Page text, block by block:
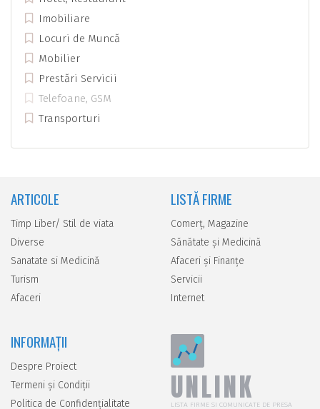
Imobiliare
Locuri de Muncă
Mobilier
Prestări Servicii
Telefoane, GSM
Transporturi
ARTICOLE
Timp Liber/ Stil de viata
Diverse
Sanatate si Medicină
Turism
Afaceri
LISTĂ FIRME
Comerţ, Magazine
Sănătate şi Medicină
Afaceri şi Finanţe
Servicii
Internet
INFORMAȚII
Despre Proiect
Termeni și Condiții
Politica de Confidențialitate
UNLINK
LISTA FIRME SI COMUNICATE DE PRESA